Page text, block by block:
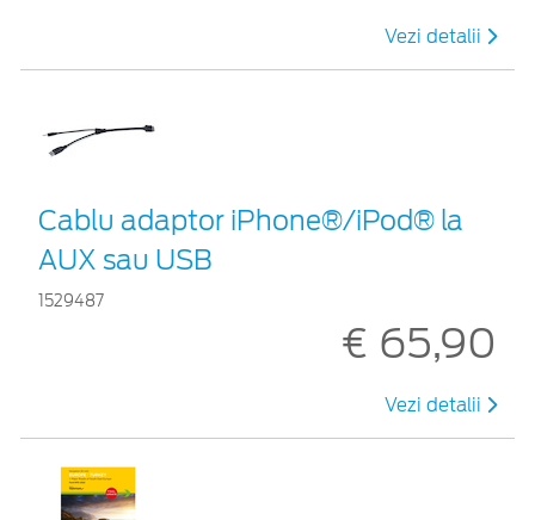
Vezi detalii
Cablu adaptor iPhone®/iPod® la
AUX sau USB
1529487
€ 65,90
Vezi detalii